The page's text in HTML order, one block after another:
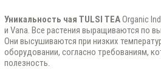
Уникальность чая TULSI TEAOrganic
и Vana. Все растения выращиваются по
Они высушиваются при низких
оборудовании, согласно требованиям,
полезность.